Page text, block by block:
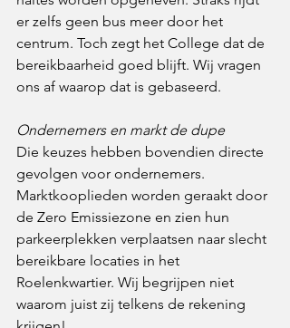
er zelfs geen bus meer door het
centrum. Toch zegt het College dat de
bereikbaarheid goed blijft. Wij vragen
ons af waarop dat is gebaseerd.
Ondernemers en markt de dupe
Die keuzes hebben bovendien directe
gevolgen voor ondernemers.
Marktkooplieden worden geraakt door
de Zero Emissiezone en zien hun
parkeerplekken verplaatsen naar slecht
bereikbare locaties in het
Roelenkwartier. Wij begrijpen niet
waarom juist zij telkens de rekening